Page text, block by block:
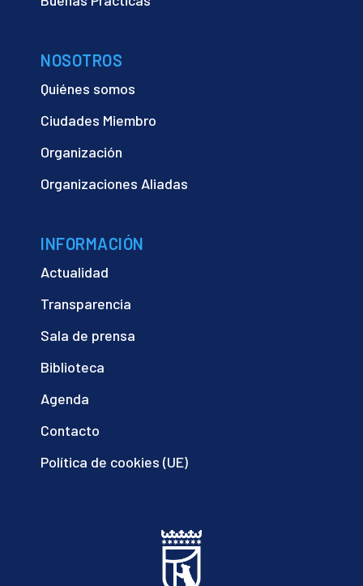
NOSOTROS
Quiénes somos
Ciudades Miembro
Organización
Organizaciones Aliadas
INFORMACIÓN
Actualidad
Transparencia
Sala de prensa
Biblioteca
Agenda
Contacto
Política de cookies (UE)